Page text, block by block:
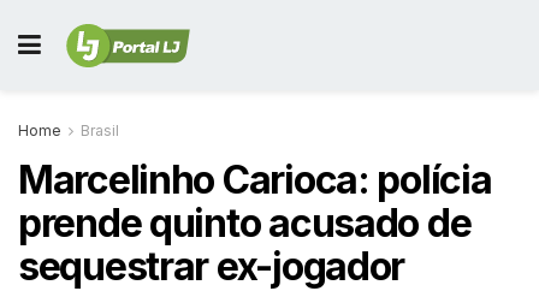
Home Brasil
Marcelinho Carioca: polícia
prende quinto acusado de
sequestrar ex-jogador